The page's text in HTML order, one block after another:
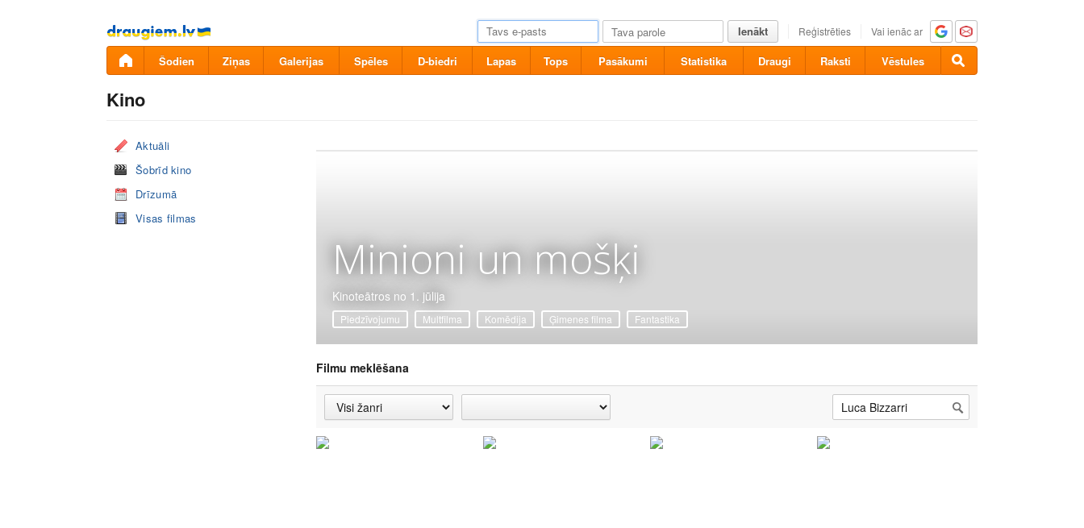
Pāriet
uz
saturu
Ienākt Reģistrēties Vai ienāc ar
Šodien Ziņas Galerijas Spēles D-biedri Lapas Tops Pasākumi Statistika Draugi Raksti Vēstules
Kino
Aktuāli
Šobrīd kino
Drīzumā
Visas filmas
Minioni un mošķi
Kinoteātros no 1. jūlija
Piedzīvojumu Multfilma Komēdija Ģimenes filma Fantastika
Filmu meklēšana